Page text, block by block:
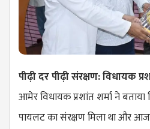
पीढ़ी दर पीढ़ी संरक्षण: विधायक
आमेर विधायक प्रशांत शर्मा ने
पायलट का संरक्षण मिला था और